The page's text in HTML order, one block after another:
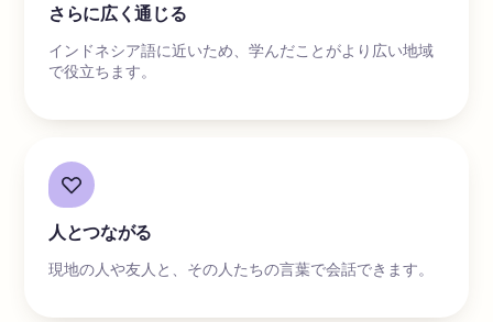
さらに広く通じる
インドネシア語に近いため、学んだことがより広い地域
で役立ちます。
人とつながる
現地の人や友人と、その人たちの言葉で会話できます。